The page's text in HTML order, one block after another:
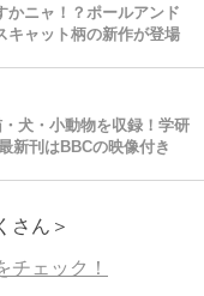
かニャ！？ポールアンド
キャット柄の新作が登場
犬・小動物を収録！学研
新刊はBBCの映像付き
さん＞
チェック！